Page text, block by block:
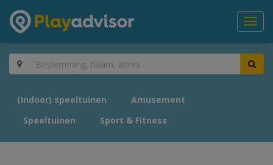
(Indoor) speeltuinen
Amusement
Speeltuinen
Sport & Fitness